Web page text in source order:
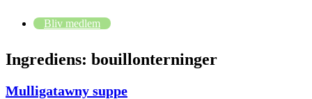
Bliv medlem
Ingrediens: bouillonterninger
Mulligatawny suppe